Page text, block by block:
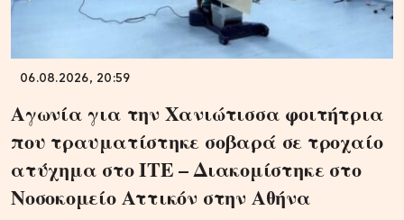
06.08.2026, 20:59
Αγωνία για την Χανιώτισσα φοιτήτρια
που τραυματίστηκε σοβαρά σε τροχαίο
ατύχημα στο ΙΤΕ – Διακομίστηκε στο
Νοσοκομείο Αττικόν στην Αθήνα